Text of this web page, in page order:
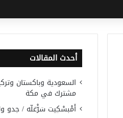
أحدث المقالات
السعودية وباكستان
مشترك في مكة
أَمْبسْكِيت سَرّْغلّه / جدو